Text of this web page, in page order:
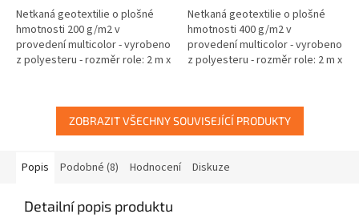
Netkaná geotextilie o plošné
hmotnosti 200 g/m2 v
provedení multicolor - vyrobeno
z polyesteru - rozměr role: 2 m x
Netkaná geotextilie o plošné
hmotnosti 400 g/m2 v
provedení multicolor - vyrobeno
z polyesteru - rozměr role: 2 m x
ZOBRAZIT VŠECHNY SOUVISEJÍCÍ PRODUKTY
Popis Podobné (8) Hodnocení Diskuze
Detailní popis produktu